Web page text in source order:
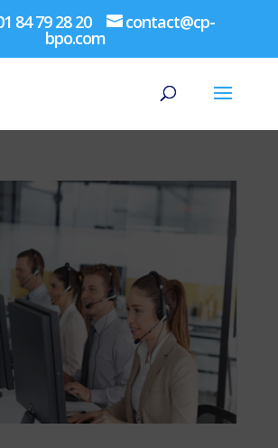
84 79 28 20 contact@cp-
bpo.com